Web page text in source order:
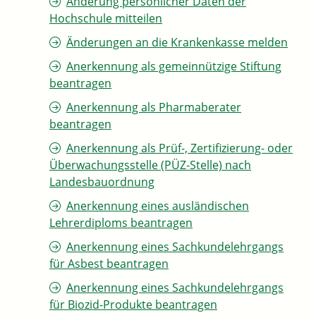
Hochschule mitteilen
Änderungen an die Krankenkasse melden
Anerkennung als gemeinnützige Stiftung
beantragen
Anerkennung als Pharmaberater
beantragen
Anerkennung als Prüf-, Zertifizierung- oder
Überwachungsstelle (PÜZ-Stelle) nach
Landesbauordnung
Anerkennung eines ausländischen
Lehrerdiploms beantragen
Anerkennung eines Sachkundelehrgangs
für Asbest beantragen
Anerkennung eines Sachkundelehrgangs
für Biozid-Produkte beantragen